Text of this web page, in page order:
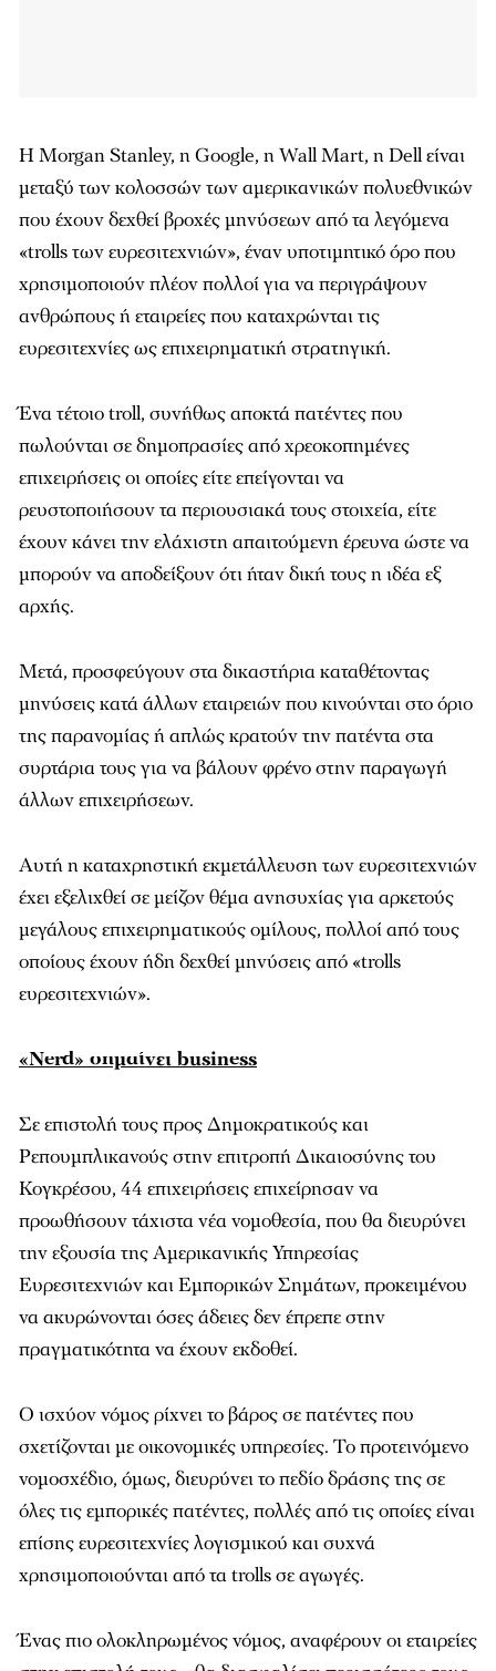
Η Morgan Stanley, η Google, η Wall Mart, η Dell είναι
μεταξύ των κολοσσών των αμερικανικών πολυεθνικών
που έχουν δεχθεί βροχές μηνύσεων από τα λεγόμενα
«trolls των ευρεσιτεχνιών», έναν υποτιμητικό όρο που
χρησιμοποιούν πλέον πολλοί για να περιγράψουν
ανθρώπους ή εταιρείες που καταχρώνται τις
ευρεσιτεχνίες ως επιχειρηματική στρατηγική.
Ένα τέτοιο troll, συνήθως αποκτά πατέντες που
πωλούνται σε δημοπρασίες από χρεοκοπημένες
επιχειρήσεις οι οποίες είτε επείγονται να
ρευστοποιήσουν τα περιουσιακά τους στοιχεία, είτε
έχουν κάνει την ελάχιστη απαιτούμενη έρευνα ώστε να
μπορούν να αποδείξουν ότι ήταν δική τους η ιδέα εξ
αρχής.
Μετά, προσφεύγουν στα δικαστήρια καταθέτοντας
μηνύσεις κατά άλλων εταιρειών που κινούνται στο όριο
της παρανομίας ή απλώς κρατούν την πατέντα στα
συρτάρια τους για να βάλουν φρένο στην παραγωγή
άλλων επιχειρήσεων.
Αυτή η καταχρηστική εκμετάλλευση των ευρεσιτεχνιών
έχει εξελιχθεί σε μείζον θέμα ανησυχίας για αρκετούς
μεγάλους επιχειρηματικούς ομίλους, πολλοί από τους
οποίους έχουν ήδη δεχθεί μηνύσεις από «trolls
ευρεσιτεχνιών».
«Nerd» σημαίνει business
Σε επιστολή τους προς Δημοκρατικούς και
Ρεπουμπλικανούς στην επιτροπή Δικαιοσύνης του
Κογκρέσου, 44 επιχειρήσεις επιχείρησαν να
προωθήσουν τάχιστα νέα νομοθεσία, που θα διευρύνει
την εξουσία της Αμερικανικής Υπηρεσίας
Ευρεσιτεχνιών και Εμπορικών Σημάτων, προκειμένου
να ακυρώνονται όσες άδειες δεν έπρεπε στην
πραγματικότητα να έχουν εκδοθεί.
Ο ισχύον νόμος ρίχνει το βάρος σε πατέντες που
σχετίζονται με οικονομικές υπηρεσίες. Το προτεινόμενο
νομοσχέδιο, όμως, διευρύνει το πεδίο δράσης της σε
όλες τις εμπορικές πατέντες, πολλές από τις οποίες είναι
επίσης ευρεσιτεχνίες λογισμικού και συχνά
χρησιμοποιούνται από τα trolls σε αγωγές.
Ένας πιο ολοκληρωμένος νόμος, αναφέρουν οι εταιρείες